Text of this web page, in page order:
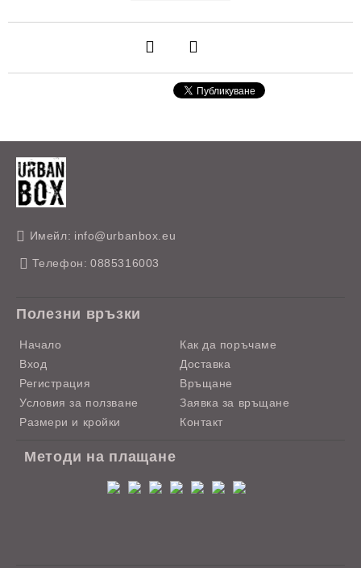
Имейл: info@urbanbox.eu
Телефон: 0885316003
Полезни връзки
Начало
Вход
Регистрация
Условия за ползване
Размери и кройки
Как да поръчаме
Доставка
Връщане
Заявка за връщане
Контакт
Методи на плащане